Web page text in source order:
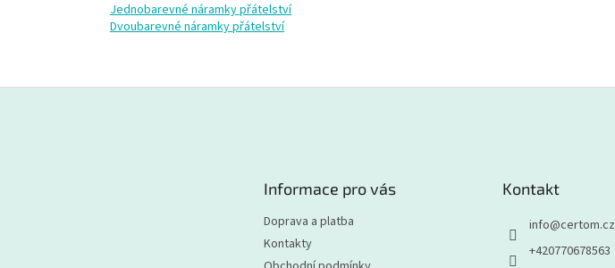
Jednobarevné náramky přátelství
Dvoubarevné náramky přátelství
Informace pro vás
Doprava a platba
Kontakty
Kontakt
info@certom.cz
+420770678563